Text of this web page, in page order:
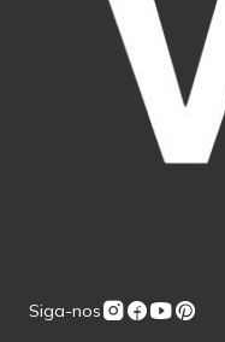
Siga-nos